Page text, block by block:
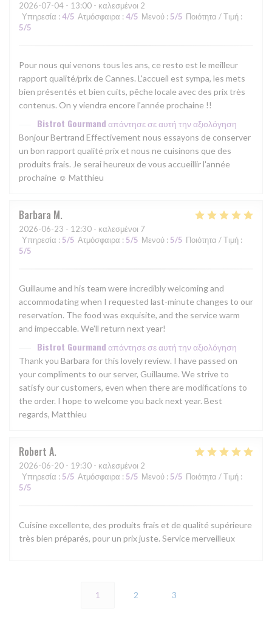
2026-07-04 - 13:00 - καλεσμένοι 2
Υπηρεσία : 4/5 Ατμόσφαιρα : 4/5 Μενού : 5/5 Ποιότητα / Τιμή :
5/5
Pour nous qui venons tous les ans, ce resto est le meilleur
rapport qualité/prix de Cannes. L'accueil est sympa, les mets
bien présentés et bien cuits, pêche locale avec des prix très
contenus. On y viendra encore l'année prochaine !!
Bistrot Gourmandαπάντησε σε αυτή την αξιολόγηση
Bonjour Bertrand Effectivement nous essayons de conserver
un bon rapport qualité prix et nous ne cuisinons que des
produits frais. Je serai heureux de vous accueillir l'année
prochaine ☺ Matthieu
Barbara M
2026-06-23 - 12:30 - καλεσμένοι 7
Υπηρεσία : 5/5 Ατμόσφαιρα : 5/5 Μενού : 5/5 Ποιότητα / Τιμή :
5/5
Guillaume and his team were incredibly welcoming and
accommodating when I requested last-minute changes to our
reservation. The food was exquisite, and the service warm
and impeccable. We'll return next year!
Bistrot Gourmandαπάντησε σε αυτή την αξιολόγηση
Thank you Barbara for this lovely review. I have passed on
your compliments to our server, Guillaume. We strive to
satisfy our customers, even when there are modifications to
the order. I hope to welcome you back next year. Best
regards, Matthieu
Robert A
2026-06-20 - 19:30 - καλεσμένοι 2
Υπηρεσία : 5/5 Ατμόσφαιρα : 5/5 Μενού : 5/5 Ποιότητα / Τιμή :
5/5
Cuisine excellente, des produits frais et de qualité supérieure
très bien préparés, pour un prix juste. Service merveilleux
1 2 3